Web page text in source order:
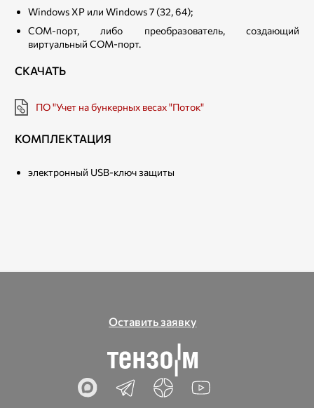
Windows XP или Windows 7 (32, 64);
COM-порт, либо преобразователь, создающий
виртуальный COM-порт.
СКАЧАТЬ
ПО "Учет на бункерных весах "Поток"
КОМПЛЕКТАЦИЯ
электронный USB-ключ защиты
Оставить заявку